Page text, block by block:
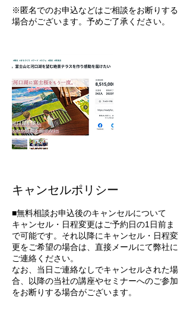
※匿名でのお申込などはご相談をお断りする
キャンセルポリシー
■無料相談お申込後のキャンセルについて
キャンセル・日程変更はご予約日の1日前ま
で可能です。それ以降にキャンセル・日程変
更をご希望の場合は、直接メールにて弊社に
ご連絡ください。
なお、当日ご連絡なしでキャンセルされた場
合、以降の当社の講座やセミナーへのご参加
をお断りする場合がございます。